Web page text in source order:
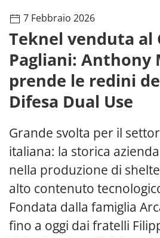
7 Febbraio 2026
Teknel venduta al
Pagliani: Anthony
prende le redini
Difesa Dual Use
Grande svolta per il
italiana: la storica
nella produzione di
alto contenuto
Fondata dalla famiglia
fino a oggi dai fratelli